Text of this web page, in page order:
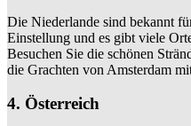
Die Niederlande sind bekannt
Einstellung und es gibt viele
Besuchen Sie die schönen
die Grachten von Amsterdam
4. Österreich